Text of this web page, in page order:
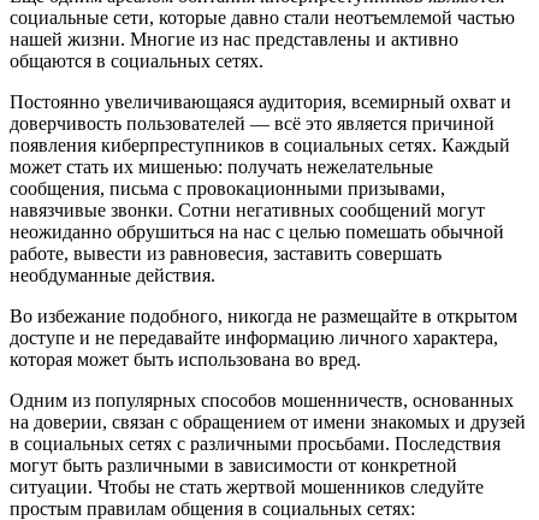
социальные сети, которые давно стали неотъемлемой частью
нашей жизни. Многие из нас представлены и активно
общаются в социальных сетях.
Постоянно увеличивающаяся аудитория, всемирный охват и
доверчивость пользователей — всё это является причиной
появления киберпреступников в социальных сетях. Каждый
может стать их мишенью: получать нежелательные
сообщения, письма с провокационными призывами,
навязчивые звонки. Сотни негативных сообщений могут
неожиданно обрушиться на нас с целью помешать обычной
работе, вывести из равновесия, заставить совершать
необдуманные действия.
Во избежание подобного, никогда не размещайте в открытом
доступе и не передавайте информацию личного характера,
которая может быть использована во вред.
Одним из популярных способов мошенничеств, основанных
на доверии, связан с обращением от имени знакомых и друзей
в социальных сетях с различными просьбами. Последствия
могут быть различными в зависимости от конкретной
ситуации. Чтобы не стать жертвой мошенников следуйте
простым правилам общения в социальных сетях: